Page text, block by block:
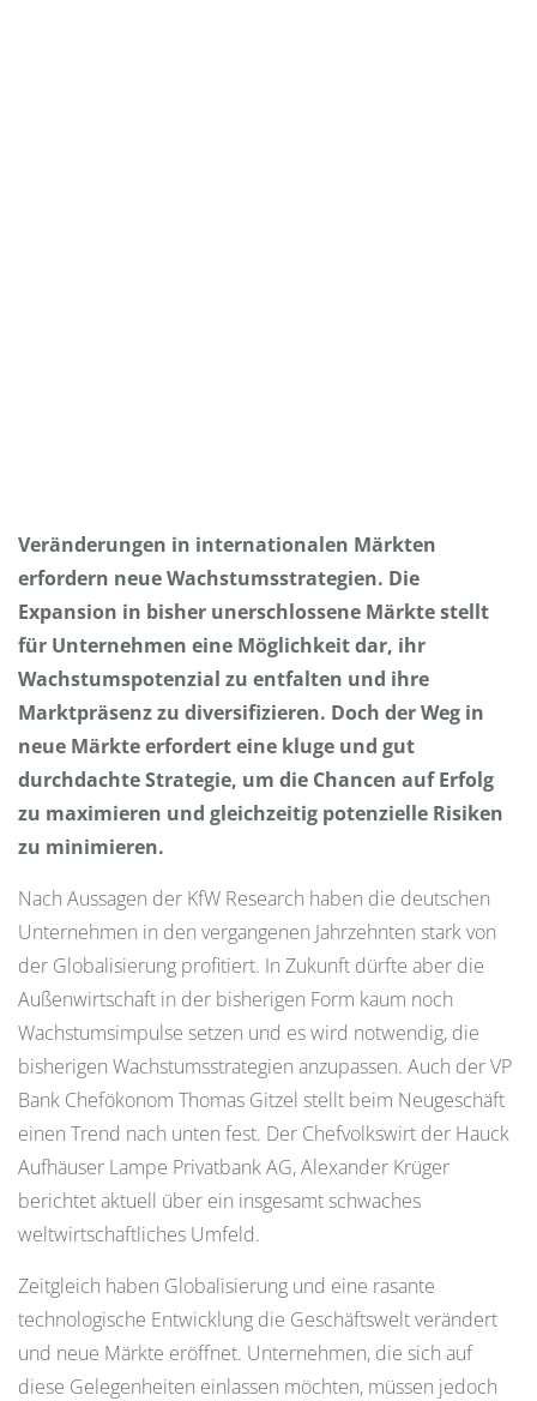
Veränderungen in internationalen Märkten
erfordern neue Wachstumsstrategien. Die
Expansion in bisher unerschlossene Märkte stellt
für Unternehmen eine Möglichkeit dar, ihr
Wachstumspotenzial zu entfalten und ihre
Marktpräsenz zu diversifizieren. Doch der Weg in
neue Märkte erfordert eine kluge und gut
durchdachte Strategie, um die Chancen auf Erfolg
zu maximieren und gleichzeitig potenzielle Risiken
zu minimieren.
Nach Aussagen der KfW Research haben die deutschen
Unternehmen in den vergangenen Jahrzehnten stark von
der Globalisierung profitiert. In Zukunft dürfte aber die
Außenwirtschaft in der bisherigen Form kaum noch
Wachstumsimpulse setzen und es wird notwendig, die
bisherigen Wachstumsstrategien anzupassen. Auch der VP
Bank Chefökonom Thomas Gitzel stellt beim Neugeschäft
einen Trend nach unten fest. Der Chefvolkswirt der Hauck
Aufhäuser Lampe Privatbank AG, Alexander Krüger
berichtet aktuell über ein insgesamt schwaches
weltwirtschaftliches Umfeld.
Zeitgleich haben Globalisierung und eine rasante
technologische Entwicklung die Geschäftswelt verändert
und neue Märkte eröffnet. Unternehmen, die sich auf
diese Gelegenheiten einlassen möchten, müssen jedoch